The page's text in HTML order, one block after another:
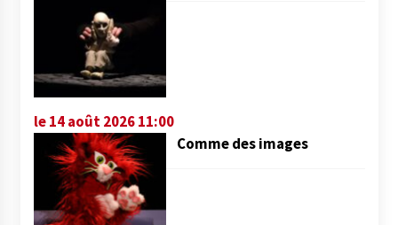
le 14 août 2026 11:00
Comme des images